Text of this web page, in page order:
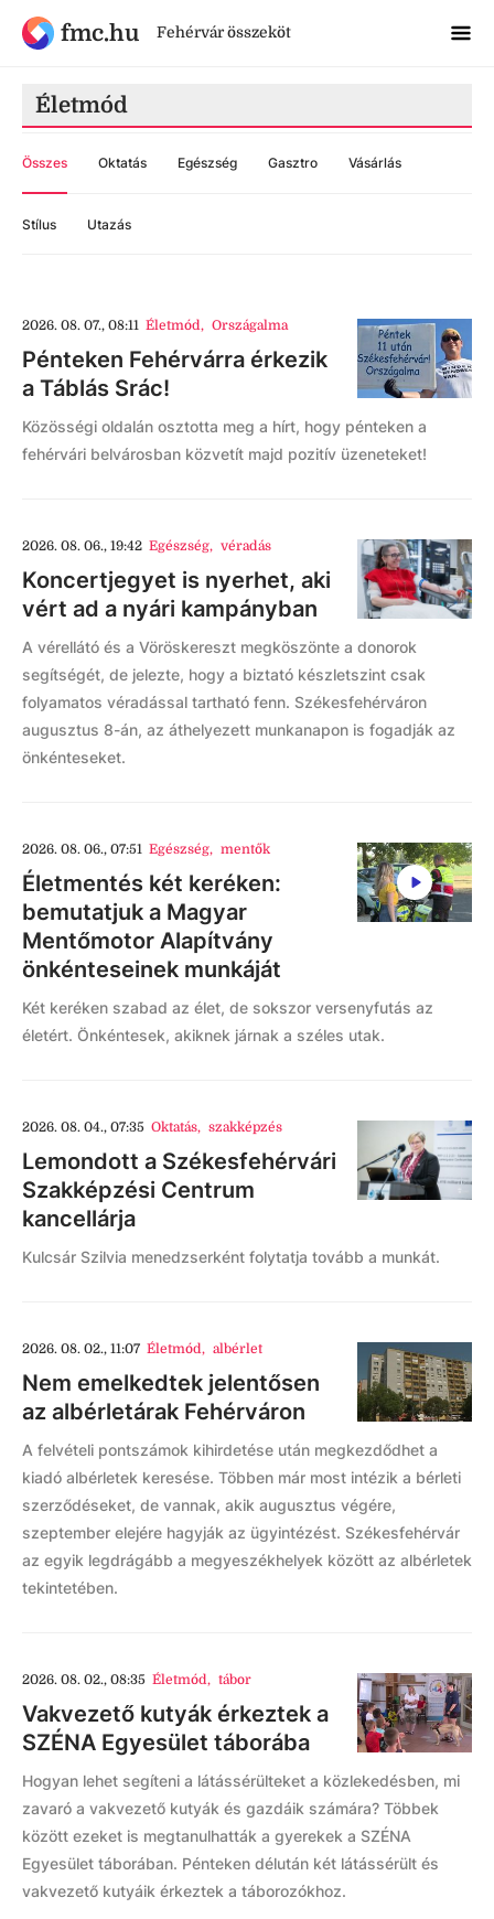
fmc.hu Fehérvár összeköt
Életmód
Összes Oktatás Egészség Gasztro Vásárlás
Stílus Utazás
2026. 08. 07., 08:11 Életmód, Országalma
Pénteken Fehérvárra érkezik
a Táblás Srác!
Közösségi oldalán osztotta meg a hírt, hogy pénteken a
fehérvári belvárosban közvetít majd pozitív üzeneteket!
2026. 08. 06., 19:42 Egészség, véradás
Koncertjegyet is nyerhet, aki
vért ad a nyári kampányban
A vérellátó és a Vöröskereszt megköszönte a donorok
segítségét, de jelezte, hogy a biztató készletszint csak
folyamatos véradással tartható fenn. Székesfehérváron
augusztus 8-án, az áthelyezett munkanapon is fogadják az
önkénteseket.
2026. 08. 06., 07:51 Egészség, mentők
Életmentés két keréken:
bemutatjuk a Magyar
Mentőmotor Alapítvány
önkénteseinek munkáját
Két keréken szabad az élet, de sokszor versenyfutás az
életért. Önkéntesek, akiknek járnak a széles utak.
2026. 08. 04., 07:35 Oktatás, szakképzés
Lemondott a Székesfehérvári
Szakképzési Centrum
kancellárja
Kulcsár Szilvia menedzserként folytatja tovább a munkát.
2026. 08. 02., 11:07 Életmód, albérlet
Nem emelkedtek jelentősen
az albérletárak Fehérváron
A felvételi pontszámok kihirdetése után megkezdődhet a
kiadó albérletek keresése. Többen már most intézik a bérleti
szerződéseket, de vannak, akik augusztus végére,
szeptember elejére hagyják az ügyintézést. Székesfehérvár
az egyik legdrágább a megyeszékhelyek között az albérletek
tekintetében.
2026. 08. 02., 08:35 Életmód, tábor
Vakvezető kutyák érkeztek a
SZÉNA Egyesület táborába
Hogyan lehet segíteni a látássérülteket a közlekedésben, mi
zavaró a vakvezető kutyák és gazdáik számára? Többek
között ezeket is megtanulhatták a gyerekek a SZÉNA
Egyesület táborában. Pénteken délután két látássérült és
vakvezető kutyáik érkeztek a táborozókhoz.